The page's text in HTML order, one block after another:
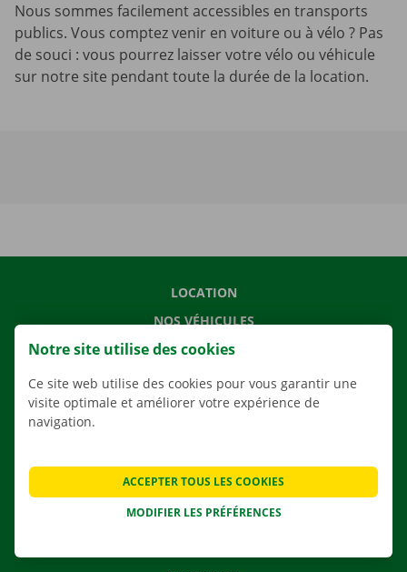
Nous sommes facilement accessibles en transports
publics. Vous comptez venir en voiture ou à vélo ? Pas
de souci : vous pourrez laisser votre vélo ou véhicule
sur notre site pendant toute la durée de la location.
LOCATION
NOS VÉHICULES
NOS SERVICES
AGENCES
APPLI
CONTACTEZ NOUS
Notre site utilise des cookies
Ce site web utilise des cookies pour vous garantir une
visite optimale et améliorer votre expérience de
navigation.
MODIFIER LES PRÉFÉRENCES
ACCEPTER TOUS LES COOKIES